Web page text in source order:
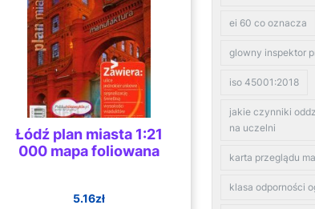
Łódź plan miasta 1:21
000 mapa foliowana
5.16zł
ei 60 co oznacza
glowny inspektor
iso 45001:2018
jakie czynniki
na uczelni
karta przeglądu
klasa odporności